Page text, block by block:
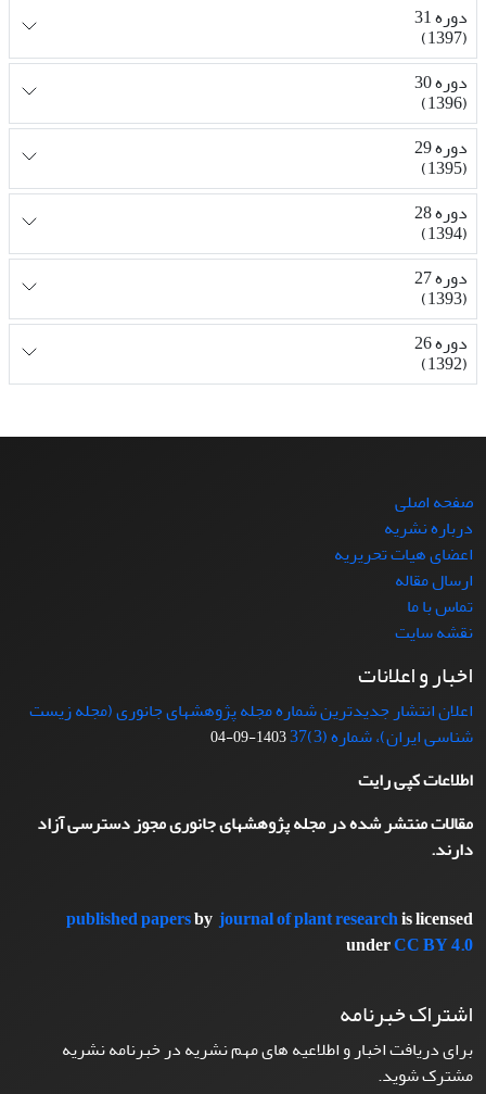
دوره 31
(1397)
دوره 30
(1396)
دوره 29
(1395)
دوره 28
(1394)
دوره 27
(1393)
دوره 26
(1392)
صفحه اصلی
درباره نشریه
اعضای هیات تحریریه
ارسال مقاله
تماس با ما
نقشه سایت
اخبار و اعلانات
اعلان انتشار جدیدترین شماره مجله پژوهشهای جانوری (مجله زیست
شناسی ایران)، شماره (3)37
1403-09-04
اطلاعات کپی رایت
مقالات منتشر شده در مجله پژوهشهای جانوری مجوز دسترسی آزاد
دارند.
published papersbyjournal of plant researchis licensed
underCC BY 4.0
اشتراک خبرنامه
برای دریافت اخبار و اطلاعیه های مهم نشریه در خبرنامه نشریه
مشترک شوید.